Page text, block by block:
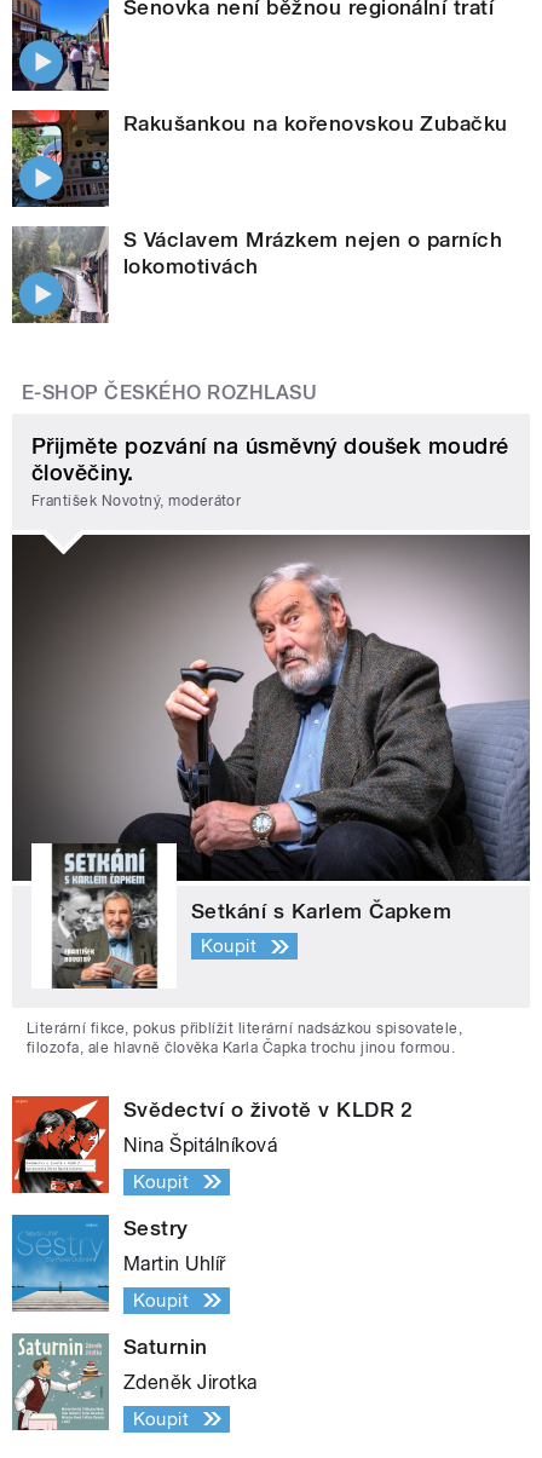
Šenovka není běžnou regionální tratí
Rakušankou na kořenovskou Zubačku
S Václavem Mrázkem nejen o parních
lokomotivách
E-SHOP ČESKÉHO ROZHLASU
Přijměte pozvání na úsměvný doušek moudré
člověčiny.
František Novotný, moderátor
Setkání s Karlem Čapkem
Koupit
Literární fikce, pokus přiblížit literární nadsázkou spisovatele,
filozofa, ale hlavně člověka Karla Čapka trochu jinou formou.
Svědectví o životě v KLDR 2
Nina Špitálníková
Koupit
Sestry
Martin Uhlíř
Koupit
Saturnin
Zdeněk Jirotka
Koupit